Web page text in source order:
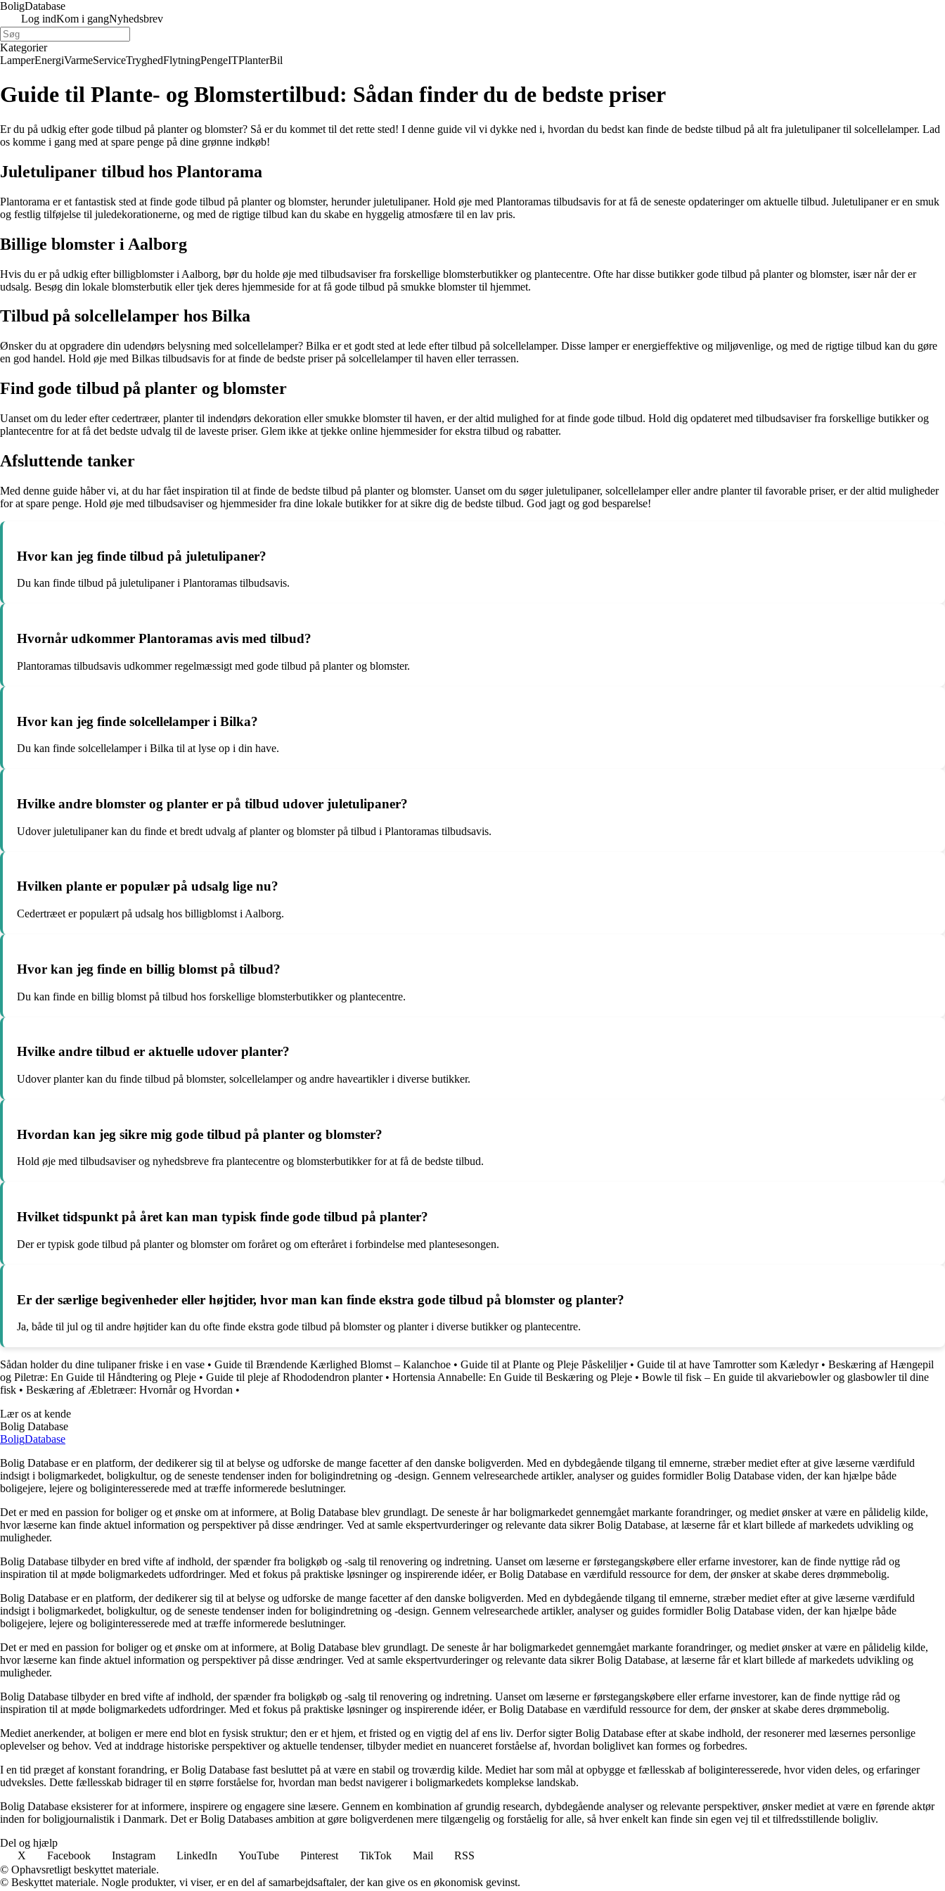
BoligDatabase
Log indKom i gangNyhedsbrev
Kategorier
LamperEnergiVarmeServiceTryghedFlytningPengeITPlanterBil
Guide til Plante- og Blomstertilbud: Sådan finder du de bedste priser
Er du på udkig efter gode tilbud på planter og blomster? Så er du kommet til det rette sted! I denne guide vil vi dykke ned i, hvordan du bedst kan finde de bedste tilbud på alt fra juletulipaner til solcellelamper. Lad
os komme i gang med at spare penge på dine grønne indkøb!
Juletulipaner tilbud hos Plantorama
Plantorama er et fantastisk sted at finde gode tilbud på planter og blomster, herunder juletulipaner. Hold øje med Plantoramas tilbudsavis for at få de seneste opdateringer om aktuelle tilbud. Juletulipaner er en smuk
og festlig tilføjelse til juledekorationerne, og med de rigtige tilbud kan du skabe en hyggelig atmosfære til en lav pris.
Billige blomster i Aalborg
Hvis du er på udkig efter billigblomster i Aalborg, bør du holde øje med tilbudsaviser fra forskellige blomsterbutikker og plantecentre. Ofte har disse butikker gode tilbud på planter og blomster, især når der er
udsalg. Besøg din lokale blomsterbutik eller tjek deres hjemmeside for at få gode tilbud på smukke blomster til hjemmet.
Tilbud på solcellelamper hos Bilka
Ønsker du at opgradere din udendørs belysning med solcellelamper? Bilka er et godt sted at lede efter tilbud på solcellelamper. Disse lamper er energieffektive og miljøvenlige, og med de rigtige tilbud kan du gøre
en god handel. Hold øje med Bilkas tilbudsavis for at finde de bedste priser på solcellelamper til haven eller terrassen.
Find gode tilbud på planter og blomster
Uanset om du leder efter cedertræer, planter til indendørs dekoration eller smukke blomster til haven, er der altid mulighed for at finde gode tilbud. Hold dig opdateret med tilbudsaviser fra forskellige butikker og
plantecentre for at få det bedste udvalg til de laveste priser. Glem ikke at tjekke online hjemmesider for ekstra tilbud og rabatter.
Afsluttende tanker
Med denne guide håber vi, at du har fået inspiration til at finde de bedste tilbud på planter og blomster. Uanset om du søger juletulipaner, solcellelamper eller andre planter til favorable priser, er der altid muligheder
for at spare penge. Hold øje med tilbudsaviser og hjemmesider fra dine lokale butikker for at sikre dig de bedste tilbud. God jagt og god besparelse!
Hvor kan jeg finde tilbud på juletulipaner?
Du kan finde tilbud på juletulipaner i Plantoramas tilbudsavis.
Hvornår udkommer Plantoramas avis med tilbud?
Plantoramas tilbudsavis udkommer regelmæssigt med gode tilbud på planter og blomster.
Hvor kan jeg finde solcellelamper i Bilka?
Du kan finde solcellelamper i Bilka til at lyse op i din have.
Hvilke andre blomster og planter er på tilbud udover juletulipaner?
Udover juletulipaner kan du finde et bredt udvalg af planter og blomster på tilbud i Plantoramas tilbudsavis.
Hvilken plante er populær på udsalg lige nu?
Cedertræet er populært på udsalg hos billigblomst i Aalborg.
Hvor kan jeg finde en billig blomst på tilbud?
Du kan finde en billig blomst på tilbud hos forskellige blomsterbutikker og plantecentre.
Hvilke andre tilbud er aktuelle udover planter?
Udover planter kan du finde tilbud på blomster, solcellelamper og andre haveartikler i diverse butikker.
Hvordan kan jeg sikre mig gode tilbud på planter og blomster?
Hold øje med tilbudsaviser og nyhedsbreve fra plantecentre og blomsterbutikker for at få de bedste tilbud.
Hvilket tidspunkt på året kan man typisk finde gode tilbud på planter?
Der er typisk gode tilbud på planter og blomster om foråret og om efteråret i forbindelse med plantesesongen.
Er der særlige begivenheder eller højtider, hvor man kan finde ekstra gode tilbud på blomster og planter?
Ja, både til jul og til andre højtider kan du ofte finde ekstra gode tilbud på blomster og planter i diverse butikker og plantecentre.
Sådan holder du dine tulipaner friske i en vase • Guide til Brændende Kærlighed Blomst – Kalanchoe • Guide til at Plante og Pleje Påskeliljer• Guide til at have Tamrotter som Kæledyr• Beskæring af Hængepil
og Piletræ: En Guide til Håndtering og Pleje • Guide til pleje af Rhododendron planter• Hortensia Annabelle: En Guide til Beskæring og Pleje • Bowle til fisk – En guide til akvariebowler og glasbowler til dine
fisk • Beskæring af Æbletræer: Hvornår og Hvordan •
Lær os at kende
Bolig Database
BoligDatabase
Bolig Database er en platform, der dedikerer sig til at belyse og udforske de mange facetter af den danske boligverden. Med en dybdegående tilgang til emnerne, stræber mediet efter at give læserne værdifuld
indsigt i boligmarkedet, boligkultur, og de seneste tendenser inden for boligindretning og -design. Gennem velresearchede artikler, analyser og guides formidler Bolig Database viden, der kan hjælpe både
boligejere, lejere og boliginteresserede med at træffe informerede beslutninger.
Det er med en passion for boliger og et ønske om at informere, at Bolig Database blev grundlagt. De seneste år har boligmarkedet gennemgået markante forandringer, og mediet ønsker at være en pålidelig kilde,
hvor læserne kan finde aktuel information og perspektiver på disse ændringer. Ved at samle ekspertvurderinger og relevante data sikrer Bolig Database, at læserne får et klart billede af markedets udvikling og
muligheder.
Bolig Database tilbyder en bred vifte af indhold, der spænder fra boligkøb og -salg til renovering og indretning. Uanset om læserne er førstegangskøbere eller erfarne investorer, kan de finde nyttige råd og
inspiration til at møde boligmarkedets udfordringer. Med et fokus på praktiske løsninger og inspirerende idéer, er Bolig Database en værdifuld ressource for dem, der ønsker at skabe deres drømmebolig.
Bolig Database er en platform, der dedikerer sig til at belyse og udforske de mange facetter af den danske boligverden. Med en dybdegående tilgang til emnerne, stræber mediet efter at give læserne værdifuld
indsigt i boligmarkedet, boligkultur, og de seneste tendenser inden for boligindretning og -design. Gennem velresearchede artikler, analyser og guides formidler Bolig Database viden, der kan hjælpe både
boligejere, lejere og boliginteresserede med at træffe informerede beslutninger.
Det er med en passion for boliger og et ønske om at informere, at Bolig Database blev grundlagt. De seneste år har boligmarkedet gennemgået markante forandringer, og mediet ønsker at være en pålidelig kilde,
hvor læserne kan finde aktuel information og perspektiver på disse ændringer. Ved at samle ekspertvurderinger og relevante data sikrer Bolig Database, at læserne får et klart billede af markedets udvikling og
muligheder.
Bolig Database tilbyder en bred vifte af indhold, der spænder fra boligkøb og -salg til renovering og indretning. Uanset om læserne er førstegangskøbere eller erfarne investorer, kan de finde nyttige råd og
inspiration til at møde boligmarkedets udfordringer. Med et fokus på praktiske løsninger og inspirerende idéer, er Bolig Database en værdifuld ressource for dem, der ønsker at skabe deres drømmebolig.
Mediet anerkender, at boligen er mere end blot en fysisk struktur; den er et hjem, et fristed og en vigtig del af ens liv. Derfor sigter Bolig Database efter at skabe indhold, der resonerer med læsernes personlige
oplevelser og behov. Ved at inddrage historiske perspektiver og aktuelle tendenser, tilbyder mediet en nuanceret forståelse af, hvordan boliglivet kan formes og forbedres.
I en tid præget af konstant forandring, er Bolig Database fast besluttet på at være en stabil og troværdig kilde. Mediet har som mål at opbygge et fællesskab af boliginteresserede, hvor viden deles, og erfaringer
udveksles. Dette fællesskab bidrager til en større forståelse for, hvordan man bedst navigerer i boligmarkedets komplekse landskab.
Bolig Database eksisterer for at informere, inspirere og engagere sine læsere. Gennem en kombination af grundig research, dybdegående analyser og relevante perspektiver, ønsker mediet at være en førende aktør
inden for boligjournalistik i Danmark. Det er Bolig Databases ambition at gøre boligverdenen mere tilgængelig og forståelig for alle, så hver enkelt kan finde sin egen vej til et tilfredsstillende boligliv.
Del og hjælp
X
Facebook Instagram LinkedIn YouTube Pinterest TikTok Mail
RSS
© Ophavsretligt beskyttet materiale.
© Beskyttet materiale. Nogle produkter, vi viser, er en del af samarbejdsaftaler, der kan give os en økonomisk gevinst.